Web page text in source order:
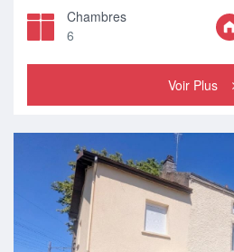
Chambres
6
Voir Plus